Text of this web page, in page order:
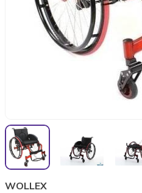
WOLLEX